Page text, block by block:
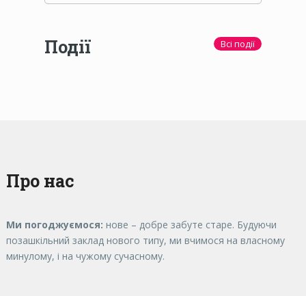
Події Всі події
Про нас
Ми погоджуємося: нове – добре забуте старе. Будуючи
позашкільний заклад нового типу, ми вчимося на власному
минулому, і на чужому сучасному.